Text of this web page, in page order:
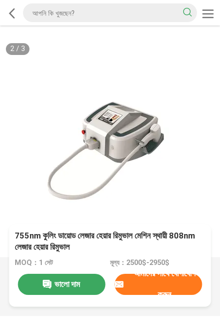
2/ 3
755nm কুলিং ডায়োড লেজার হেয়ার রিমুভাল মেশিন স্থায়ী 808nm
লেজার হেয়ার রিমুভাল
MOQ：1 সেট মূল্য：2500$-2950$
ভালো দাম
আমাদের সাথে যোগাযোগ
করুন